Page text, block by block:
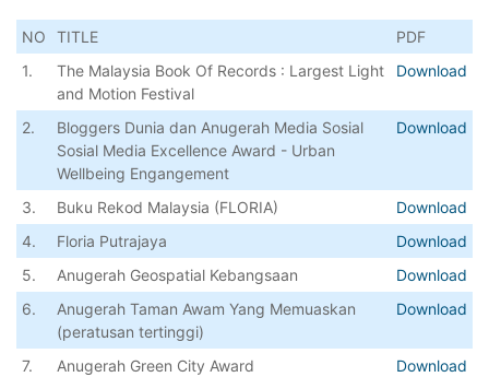
NO TITLE
PDF
1.
The Malaysia Book Of Records : Largest Light
and Motion Festival
Download
2.
Bloggers Dunia dan Anugerah Media Sosial
Sosial Media Excellence Award - Urban
Wellbeing Engangement
Download
3. Buku Rekod Malaysia (FLORIA)
Download
4.
Floria Putrajaya
Download
5.
Anugerah Geospatial Kebangsaan
Download
6.
Anugerah Taman Awam Yang Memuaskan
(peratusan tertinggi)
Download
7. Anugerah Green City Award
Download